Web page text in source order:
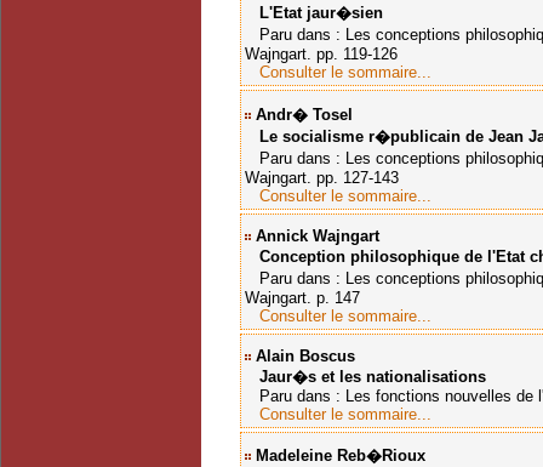
L'Etat jaur�sien
Paru dans : Les conceptions
Wajngart. pp. 119-126
Consulter le sommaire...
Andr� Tosel
Le socialisme r�publicain de Jean
Paru dans : Les conceptions
Wajngart. pp. 127-143
Consulter le sommaire...
Annick Wajngart
Conception philosophique de l'Etat
Paru dans : Les conceptions
Wajngart. p. 147
Consulter le sommaire...
Alain Boscus
Jaur�s et les nationalisations
Paru dans : Les fonctions nouvelles de
Consulter le sommaire...
Madeleine Reb�rioux